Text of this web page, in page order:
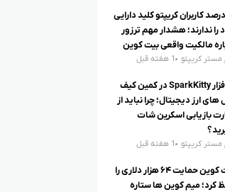
۹۰ درصد کاربران کریپتو کلید دارایی
را ندارند؛ هشدار مهم ترزور
مالکیت واقعی بیت کوین
مستر کریپتو 1 هفته قبل
بدافزار SparkKitty در کمین کیف
های ارز دیجیتال؛ چرا نباید از
بازیابی اسکرین شات
مستر کریپتو 1 هفته قبل
بیت کوین حمایت ۶۴ هزار دلاری را
کرد؛ میم کوین ها ستاره